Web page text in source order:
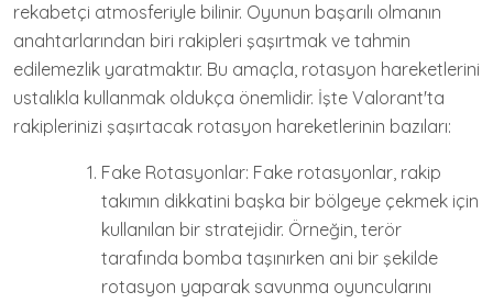
rekabetçi atmosferiyle bilinir. Oyunun başarılı olmanın
anahtarlarından biri rakipleri şaşırtmak ve tahmin
edilemezlik yaratmaktır. Bu amaçla, rotasyon hareketlerini
ustalıkla kullanmak oldukça önemlidir. İşte Valorant'ta
rakiplerinizi şaşırtacak rotasyon hareketlerinin bazıları:
Fake Rotasyonlar: Fake rotasyonlar, rakip
takımın dikkatini başka bir bölgeye çekmek için
kullanılan bir stratejidir. Örneğin, terör
tarafında bomba taşınırken ani bir şekilde
rotasyon yaparak savunma oyuncularını